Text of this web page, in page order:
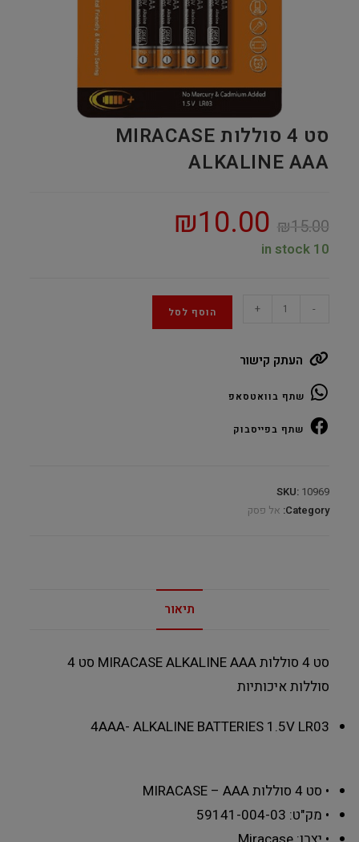
סט 4 סוללות MIRACASE
ALKALINE AAA
₪15.00
₪10.00
10 in stock
MIRACASE
ALKALINE
AAA
quantity
-
+ הוסף לסל
העתק קישור
שתף בוואטסאפ
שתף בפייסבוק
SKU: 10969
Category: אל פסק
תיאור
סט 4 סוללות MIRACASE ALKALINE AAA סט 4
סוללות איכותיות
4AAA- ALKALINE BATTERIES 1.5V LR03
• סט 4 סוללות MIRACASE – AAA
• מק"ט: 59141-004-03